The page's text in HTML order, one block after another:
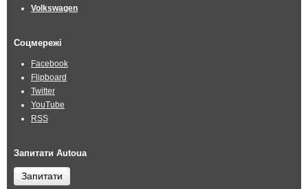
Volkswagen
Соцмережі
Facebook
Flipboard
Twitter
YouTube
RSS
Запитати Autoua
Запитати